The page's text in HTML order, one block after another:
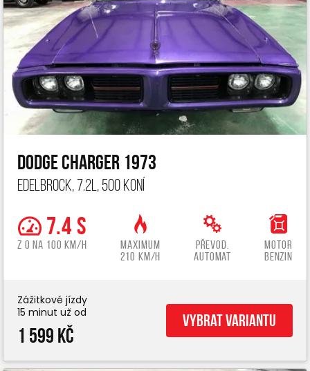
Dodge Charger 1973
Edelbrock, 7.2L, 500 koní
7.4 s
z 0 na 100 km/h
Maximum
210 km/h
Převod.
automat
Motor
benzin
Zážitkové jízdy
15 minut už od
1 599 Kč
Vybrat variantu